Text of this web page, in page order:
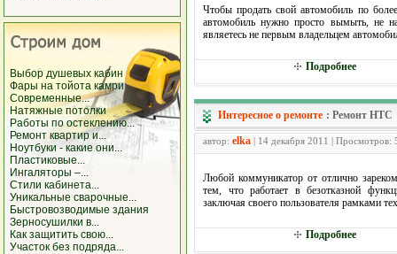
Выбор душевых кабин
Фары на тойота камри
Современные...
Натяжные потолки
Работы по остеклению...
Ремонт квартир и...
Ноутбуки - какие они...
Пластиковые...
Ингаляторы –...
Стили кабинета...
Уникальные сварочные...
Быстровозводимые здания
Зерносушилки в...
Как защитить свою...
Участок без подряда...
Чтобы продать свой автомобиль по
автомобиль нужно просто вымыть, не
являетесь не первым владельцем
Подробнее
Интересное о ремонте : Ремонт HTC
автор: elka | 14 декабря 2011 | Просмотров:
Любой коммуникатор от отлично
тем, что работает в безотказной
заключая своего пользователя рамками
Подробнее